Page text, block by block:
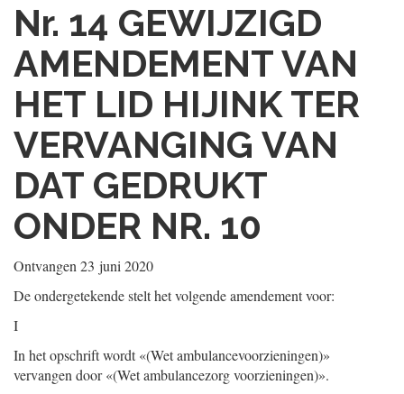
Nr. 14 GEWIJZIGD
AMENDEMENT VAN
HET LID HIJINK TER
VERVANGING VAN
DAT GEDRUKT
ONDER NR. 10
Ontvangen 23 juni 2020
De ondergetekende stelt het volgende amendement voor:
I
In het opschrift wordt «(Wet ambulancevoorzieningen)»
vervangen door «(Wet ambulancezorg voorzieningen)».